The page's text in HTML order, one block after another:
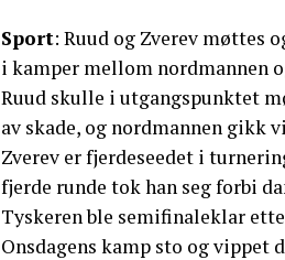
Sport: Ruud og Zverev møttes
i kamper mellom nordmannen
Ruud skulle i utgangspunktet
av skade, og nordmannen gikk
Zverev er fjerdeseedet i
fjerde runde tok han seg forbi
Tyskeren ble semifinaleklar
Onsdagens kamp sto og vippet